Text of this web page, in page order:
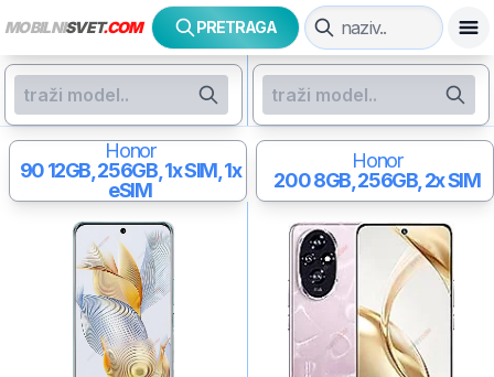
MOBILNISVET.COM PRETRAGA
Honor
9012GB, 256GB, 1x SIM, 1x
eSIM
Honor
2008GB, 256GB, 2x SIM